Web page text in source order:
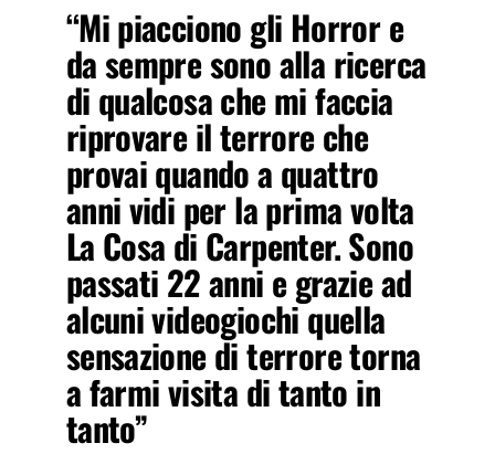
“Mi piacciono gli Horror e
da sempre sono alla ricerca
di qualcosa che mi faccia
riprovare il terrore che
provai quando a quattro
anni vidi per la prima volta
La Cosa di Carpenter. Sono
passati 22 anni e grazie ad
alcuni videogiochi quella
sensazione di terrore torna
a farmi visita di tanto in
tanto”